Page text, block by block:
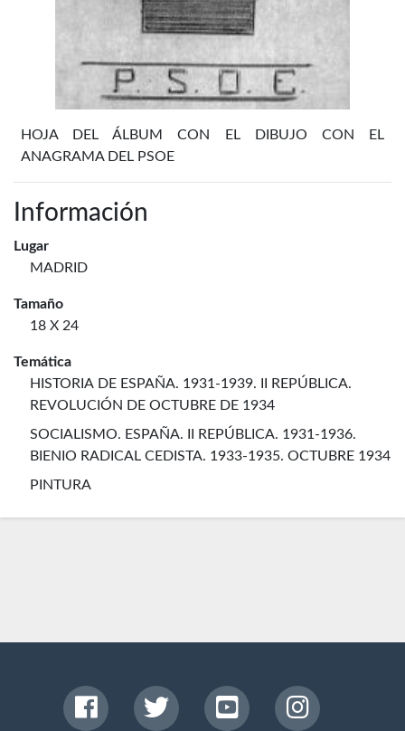
HOJA DEL ÁLBUM CON EL DIBUJO CON EL
ANAGRAMA DEL PSOE
Información
Lugar
MADRID
Tamaño
18 X 24
Temática
HISTORIA DE ESPAÑA. 1931-1939. II REPÚBLICA.
REVOLUCIÓN DE OCTUBRE DE 1934
SOCIALISMO. ESPAÑA. II REPÚBLICA. 1931-1936.
BIENIO RADICAL CEDISTA. 1933-1935. OCTUBRE 1934
PINTURA